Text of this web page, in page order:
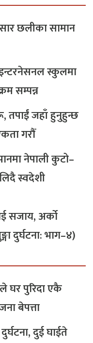
छलीका सामान
स्कुलमा
सम्पन्न
तपाईं जहाँ हुनुहुन्छ
गरौँ
नेपाली कुटो–
स्वदेशी
सजाय, अर्को
दुर्घटना: भाग–४)
घर पुरिदा एकै
बेपत्ता
दुई घाईते